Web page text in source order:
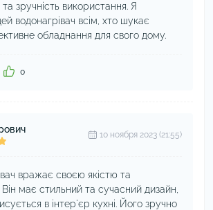
та зручність використання. Я
водонагрівач всім, хто шукає
обладнання для свого дому.
0
10 ноября 2023 (21:55)
вражає своєю якістю та
має стильний та сучасний дизайн,
в інтер'єр кухні. Його зручно